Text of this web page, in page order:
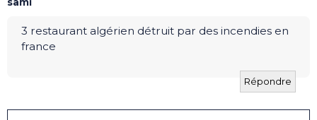
3 restaurant algérien détruit par des incendies en
france
Répondre